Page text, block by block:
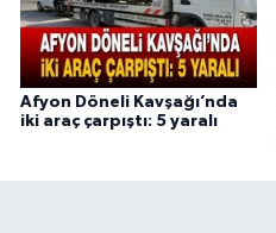
Afyon Döneli Kavşağı’nda
iki araç çarpıştı: 5 yaralı